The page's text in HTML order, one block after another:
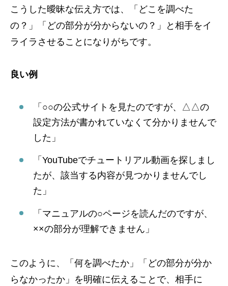
こうした曖昧な伝え方では、「どこを調べた
の？」「どの部分が分からないの？」と相手をイ
ライラさせることになりがちです。
良い例
「○○の公式サイトを見たのですが、△△の
設定方法が書かれていなくて分かりませんで
した」
「YouTubeでチュートリアル動画を探しまし
たが、該当する内容が見つかりませんでし
た」
「マニュアルの○ページを読んだのですが、
××の部分が理解できません」
このように、「何を調べたか」「どの部分が分か
らなかったか」を明確に伝えることで、相手に